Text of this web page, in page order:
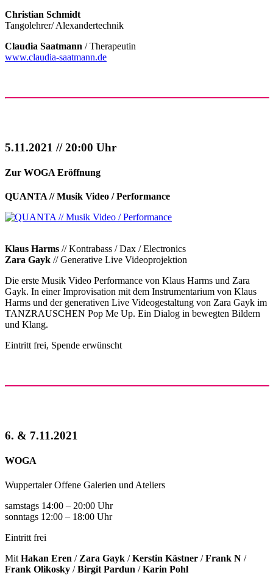
Christian Schmidt
Tangolehrer/ Alexandertechnik
Claudia Saatmann / Therapeutin
www.claudia-saatmann.de
5.11.2021 // 20:00 Uhr
Zur WOGA Eröffnung
QUANTA // Musik Video / Performance
Klaus Harms // Kontrabass / Dax / Electronics
Zara Gayk // Generative Live Videoprojektion
Die erste Musik Video Performance von Klaus Harms und Zara
Gayk. In einer Improvisation mit dem Instrumentarium von Klaus
Harms und der generativen Live Videogestaltung von Zara Gayk im
TANZRAUSCHEN Pop Me Up. Ein Dialog in bewegten Bildern
und Klang.
Eintritt frei, Spende erwünscht
6. & 7.11.2021
WOGA
Wuppertaler Offene Galerien und Ateliers
samstags 14:00 – 20:00 Uhr
sonntags 12:00 – 18:00 Uhr
Eintritt frei
Mit Hakan Eren / Zara Gayk /Kerstin Kästner /Frank N /
Frank Olikosky /Birgit Pardun /Karin Pohl